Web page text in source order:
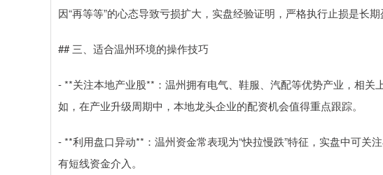
因“再等等”的心态导致亏损扩大，实盘经验证明，严格执行止损是长期
## 三、适合温州环境的操作技巧
- **关注本地产业股**：温州拥有电气、鞋服、汽配等优势产业，相关
如，在产业升级周期中，本地龙头企业的配资机会值得重点跟踪。
- **利用盘口异动**：温州资金常表现为“快拉慢跌”特征，实盘中可关
有短线资金介入。